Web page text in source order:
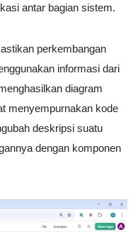
antar bagian sistem.
perkembangan
informasi dari
diagram
menyempurnakan kode
deskripsi suatu
dengan komponen